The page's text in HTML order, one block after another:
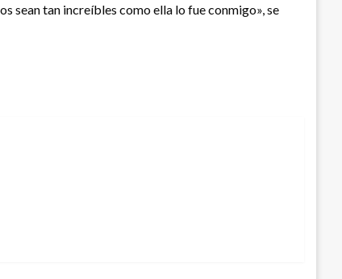
sean tan increíbles como ella lo fue conmigo», se